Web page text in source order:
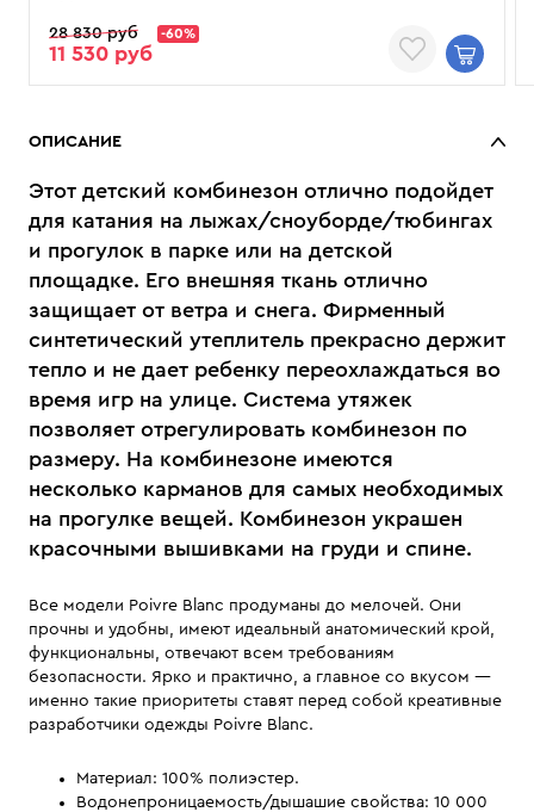
28 830 руб -60%
11 530 руб
ОПИСАНИЕ
Этот детский комбинезон отлично подойдет
для катания на лыжах/сноуборде/тюбингах
и прогулок в парке или на детской
площадке. Его внешняя ткань отлично
защищает от ветра и снега. Фирменный
синтетический утеплитель прекрасно держит
тепло и не дает ребенку переохлаждаться во
время игр на улице. Система утяжек
позволяет отрегулировать комбинезон по
размеру. На комбинезоне имеются
несколько карманов для самых необходимых
на прогулке вещей. Комбинезон украшен
красочными вышивками на груди и спине.
Все модели Poivre Blanc продуманы до мелочей. Они
прочны и удобны, имеют идеальный анатомический крой,
функциональны, отвечают всем требованиям
безопасности. Ярко и практично, а главное со вкусом —
именно такие приоритеты ставят перед собой креативные
разработчики одежды Poivre Blanc.
Материал: 100% полиэстер.
Водонепроницаемость/дышашие свойства: 10 000